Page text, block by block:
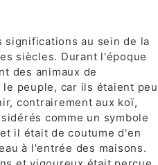
significations au sein de la
siècles. Durant l'époque
des animaux de
peuple, car ils étaient peu
contrairement aux koï,
comme un symbole
il était de coutume d'en
à l'entrée des maisons.